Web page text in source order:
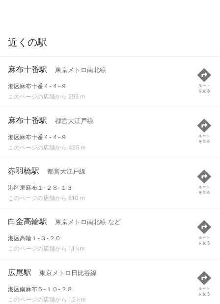
近くの駅
麻布十番駅 東京メトロ南北線
港区麻布十番４-４-９
このページの店舗から 295 m
ルート
を見る
麻布十番駅 都営大江戸線
港区麻布十番４-４-９
このページの店舗から 455 m
ルート
を見る
赤羽橋駅 都営大江戸線
港区東麻布１-２８-１３
このページの店舗から 810 m
ルート
を見る
白金高輪駅 東京メトロ南北線 など
港区高輪１-３-２０
このページの店舗から 1.1 km
ルート
を見る
広尾駅 東京メトロ日比谷線
港区南麻布５-１０-２８
このページの店舗から 1.2 km
ルート
を見る